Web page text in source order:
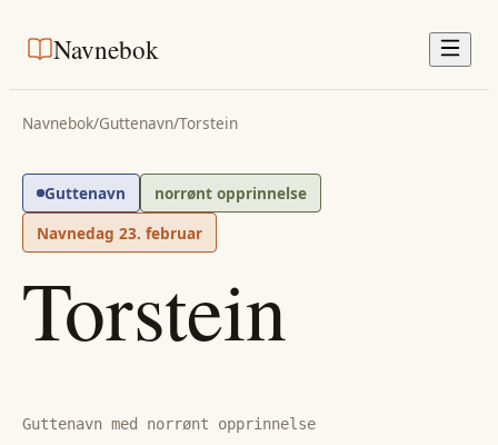
Navnebok
Navnebok/Guttenavn/Torstein
Guttenavn
norrønt opprinnelse
Navnedag 23. februar
Torstein
Guttenavn med norrønt opprinnelse